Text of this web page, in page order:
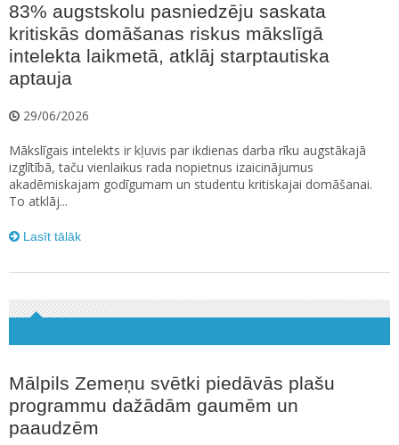
83% augstskolu pasniedzēju saskata
kritiskās domāšanas riskus mākslīgā
intelekta laikmetā, atklāj starptautiska
aptauja
29/06/2026
Mākslīgais intelekts ir kļuvis par ikdienas darba rīku augstākajā
izglītībā, taču vienlaikus rada nopietnus izaicinājumus
akadēmiskajam godīgumam un studentu kritiskajai domāšanai.
To atklāj...
Lasīt tālāk
Mālpils Zemeņu svētki piedāvās plašu
programmu dažādām gaumēm un
paaudzēm